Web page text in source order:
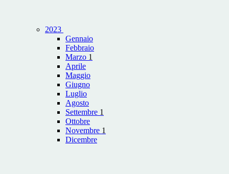
2023
Gennaio
Febbraio
Marzo 1
Aprile
Maggio
Giugno
Luglio
Agosto
Settembre 1
Ottobre
Novembre 1
Dicembre